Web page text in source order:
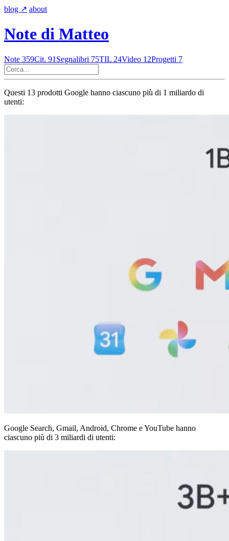
blog ↗︎ about
Note di Matteo
Note 359Cit. 91 Segnalibri 75TIL 24Video 12Progetti 7
Questi 13 prodotti Google hanno ciascuno più di 1 miliardo di
utenti:
Google Search, Gmail, Android, Chrome e YouTube hanno
ciascuno più di 3 miliardi di utenti: